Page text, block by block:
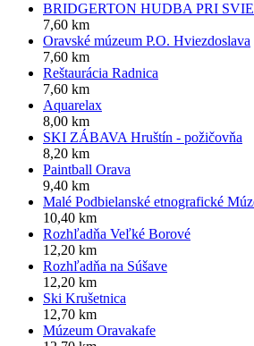
BRIDGERTON HUDBA PRI
7,60 km
Oravské múzeum P.O. Hviezdoslava
7,60 km
Reštaurácia Radnica
7,60 km
Aquarelax
8,00 km
SKI ZÁBAVA Hruštín - požičovňa
8,20 km
Paintball Orava
9,40 km
Malé Podbielanské etnografické
10,40 km
Rozhľadňa Veľké Borové
12,20 km
Rozhľadňa na Súšave
12,20 km
Ski Krušetnica
12,70 km
Múzeum Oravakafe